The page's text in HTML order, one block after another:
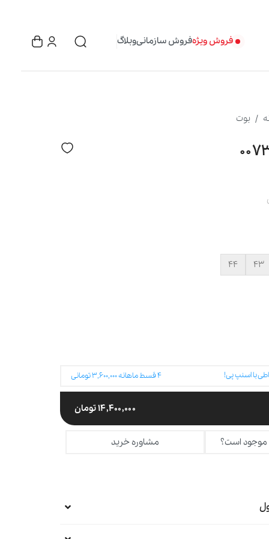
فروش ویژهفروش سازمانیوبلاگ
بوت
۴۳ ۴۴
با اسنپ پی! ۴قسط ماهانه۳,۶۰۰,۰۰۰تومانی
۱۴,۴۰۰,۰۰۰تومان
موجود است؟ مشاوره خرید